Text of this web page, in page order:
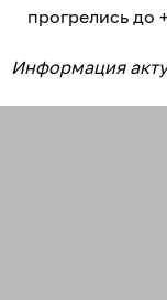
прогрелись до
Информация